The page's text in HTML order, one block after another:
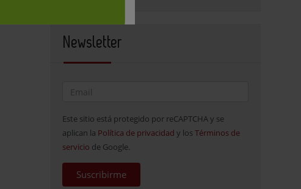
Newsletter
Este sitio está protegido por reCAPTCHA y se
aplican la Política de privacidad y losTérminos de
servicio de Google.
Suscribirme